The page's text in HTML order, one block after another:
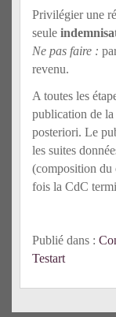
Privilégier une
seule
Ne pas faire :
revenu.
A toutes les
publication de la
posteriori. Le
les suites
(composition du
fois la CdC
Publié dans :
Testart